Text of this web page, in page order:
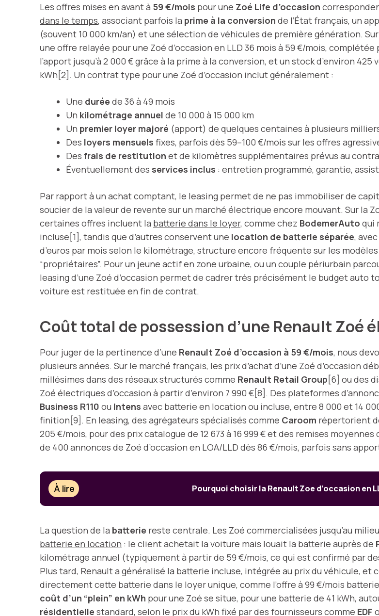
Les offres mises en avant à 59 €/mois pour une Zoé Life d’occasion
dans le temps, associant parfois la prime à la conversion de l’État français, un
(souvent 10 000 km/an) et une sélection de véhicules de première génération.
une offre relayée pour une Zoé d’occasion en LLD 36 mois à 59 €/mois, complétée
l’apport jusqu’à 2 000 € grâce à la prime à la conversion, et un stock d’environ
kWh[2]. Un contrat type pour une Zoé d’occasion inclut généralement :
Une durée de 36 à 49 mois
Un kilométrage annuel de 10 000 à 15 000 km
Un premier loyer majoré (apport) de quelques centaines à plusieurs
Des loyers mensuels fixes, parfois dès 59–100 €/mois sur les offres
Des frais de restitution et de kilomètres supplémentaires prévus au
Éventuellement des services inclus : entretien programmé, garantie,
Par rapport à un achat comptant, le leasing permet de ne pas immobiliser de
soucier de la valeur de revente sur un marché électrique encore mouvant. Sur la
certaines offres incluent la batterie dans le loyer, comme chez BodemerAuto qui
incluse[1], tandis que d’autres conservent une location de batterie séparée,
d’euros par mois selon le kilométrage, structure encore fréquente sur les
“propriétaires”. Pour un jeune actif en zone urbaine, ou un couple périurbain
leasing d’une Zoé d’occasion permet de cadrer très précisément le budget
voiture est restituée en fin de contrat.
Coût total de possession d’une Renault Zoé
Pour juger de la pertinence d’une Renault Zoé d’occasion à 59 €/mois, nous
plusieurs années. Sur le marché français, les prix d’achat d’une Zoé d’occasion
millésimes dans des réseaux structurés comme Renault Retail Group[6] ou des
Zoé électriques d’occasion à partir d’environ 7 990 €[8]. Des plateformes
Business R110 ou Intens avec batterie en location ou incluse, entre 8 000 et 14
finition[9]. En leasing, des agrégateurs spécialisés comme Caroom répertorient
205 €/mois, pour des prix catalogue de 12 673 à 16 999 € et des remises moyennes
de 400 annonces de Zoé d’occasion en LOA/LLD dès 86 €/mois, parfois sans
À lire Pourquoi choisir la Renault Zoe d’occasion en
La question de la batterie reste centrale. Les Zoé commercialisées jusqu’au
batterie en location : le client achetait la voiture mais louait la batterie auprès de
kilométrage annuel (typiquement à partir de 59 €/mois, ce qui est confirmé par
Plus tard, Renault a généralisé la batterie incluse, intégrée au prix du véhicule, et
directement cette batterie dans le loyer unique, comme l’offre à 99 €/mois
coût d’un “plein” en kWh pour une Zoé se situe, pour une batterie de 41 kWh,
résidentielle standard, selon le prix du kWh fixé par des fournisseurs comme EDF